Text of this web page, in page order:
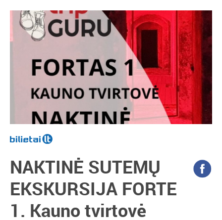
NAKTINĖ SUTEMŲ
EKSKURSIJA FORTE
1. Kauno tvirtovė